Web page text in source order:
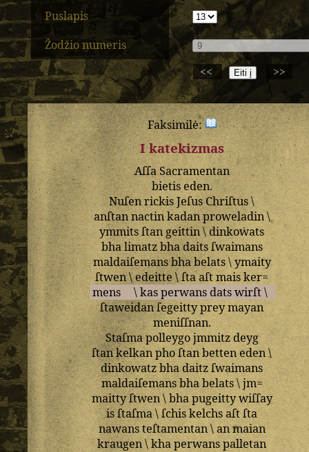
Puslapis
Žodžio numeris
<<
>>
Faksimilė:
I katekizmas
AſſaSacramentan
bietis eden.
Nuſenrickis Jeſus Chriſtus\
anſtannactinkadanproweladin\
ymmits ſtan geittin\dinkowats
bhalimatzbhadaitsſwaimans
maldaiſemansbhabelats\ymaity
ſtwen\edeitte\ſtaaſtmais ker=
mens
\kas perwans dats wirſt\
ſtaweidanſegeittypreymayan
meniſſnan.
Staſmapolleygojmmitzdeyg
ſtankelkanphoſtanbetten eden\
dinkowatzbhadaitzſwaimans
maldaiſemansbhabelats\jm=
maittyſtwen\bhapugeittywiſſay
isſtaſma\ſchis kelchsaſtſta
nawansteſtamentan\anmaian
kraugen\khaperwans palletan